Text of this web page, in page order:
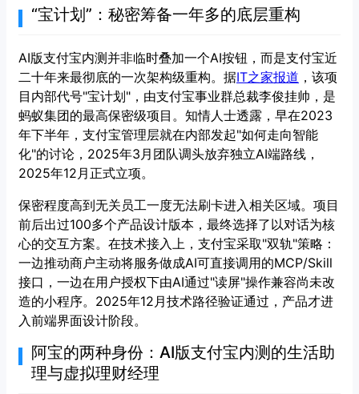
“宝计划”：秘密筹备一年多的底层重构
AI版支付宝内测并非临时叠加一个AI按钮，而是支付宝近
二十年来最彻底的一次架构级重构。据IT之家报道 ，该项
目内部代号"宝计划"，由支付宝事业群总裁李俊挂帅，是
蚂蚁集团的最高保密级项目。知情人士透露，早在2023
年下半年，支付宝管理层就在内部发起"如何走向智能
化"的讨论，2025年3月团队调头放弃独立AI端路线，
2025年12月正式立项。
保密程度高到无关员工一度无法刷卡进入相关区域。项目
前后出过100多个产品设计版本，最终选择了以对话为核
心的交互方案。在技术接入上，支付宝采取"双轨"策略：
一边推动商户主动将服务做成AI可直接调用的MCP/Skill
接口，一边在用户授权下由AI通过"读屏"操作兼容尚未改
造的小程序。2025年12月技术路径验证通过，产品才进
入前端界面设计阶段。
阿宝的两种身份：AI版支付宝内测的生活助
理与虚拟理财经理